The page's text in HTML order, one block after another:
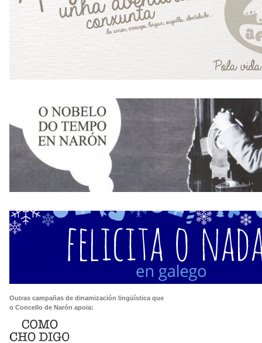
Outras campañas de dinamización lingüística que
o Concello de Narón apoia: